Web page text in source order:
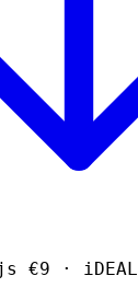
€9 · iDEAL